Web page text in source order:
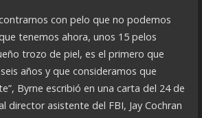
con pelo que no podemos
tenemos ahora, unos 15 pelos
trozo de piel, es el primero que
años y que consideramos que
Byrne escribió en una carta del 24 de
director asistente del FBI, Jay Cochran